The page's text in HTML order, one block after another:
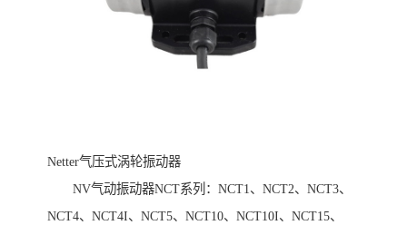
Netter气压式涡轮振动器
NV气动振动器NCT系列：NCT1、NCT2、NCT3、
NCT4、NCT4I、NCT5、NCT10、NCT10I、NCT15、